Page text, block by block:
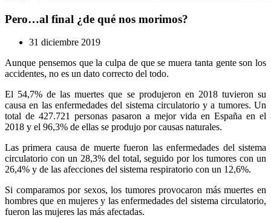
Pero…al final ¿de qué nos morimos?
31 diciembre 2019
Aunque pensemos que la culpa de que se muera tanta gente son los
accidentes, no es un dato correcto del todo.
El 54,7% de las muertes que se produjeron en 2018 tuvieron su
causa en las enfermedades del sistema circulatorio y a tumores. Un
total de 427.721 personas pasaron a mejor vida en España en el
2018 y el 96,3% de ellas se produjo por causas naturales.
Las primera causa de muerte fueron las enfermedades del sistema
circulatorio con un 28,3% del total, seguido por los tumores con un
26,4% y de las afecciones del sistema respiratorio con un 12,6%.
Si comparamos por sexos, los tumores provocaron más muertes en
hombres que en mujeres y las enfermedades del sistema circulatorio,
fueron las mujeres las más afectadas.